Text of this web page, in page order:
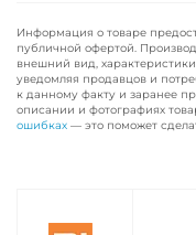
Информация о товаре
публичной офертой.
внешний вид,
уведомляя продавцов и
к данному факту и заранее
описании и фотографиях
ошибках — это поможет